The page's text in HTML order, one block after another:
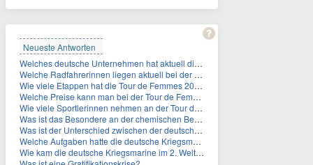
Neueste Antworten
Welches deutsche Unternehmen hat aktuell die höchste Marktkapitalisierung?
Welche Radfahrerinnen liegen aktuell bei der Tour de Femmes in der Gesamtwertung auf den ersten 3 Plåtzen?
Wie viele Etappen hat die Tour de Femmes 2026?
Welche Preise kann man bei der Tour de Femmes 2026 gewinnen?
Wie viele Sportlerinnen nehmen an der Tour de Femmes teil?
Was ist das Besondere an der chemischen Bezeichnung für Titin?
Was ist der Unterschied zwischen der deutschen Kriegsmarine im 2. Weltkrieg und der Naziflotte?
Welche Aufgaben hatte die deutsche Kriegsmarine im 2. Weltkrieg im Schwarzen Meer?
Wie kam die deutsche Kriegsmarine im 2. Weltkrieg ins Schwarze Meer?